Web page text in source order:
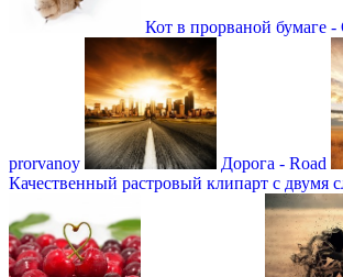
Кот в прорваной бумаге -
prorvanoy
Дорога - Road
Качественный растровый клипарт с двумя